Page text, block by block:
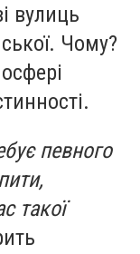
вулиць
Чому?
певного
такої